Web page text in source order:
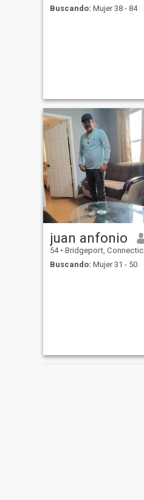
Buscando: Mujer 38 - 84
juan anfonio
54 • Bridgeport, Connecticut, Estados Unidos
Buscando: Mujer 31 - 50